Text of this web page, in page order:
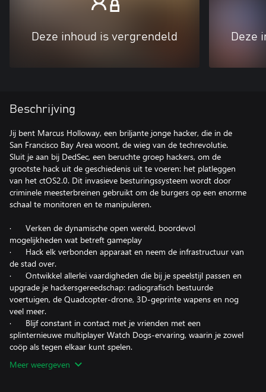
Deze inhoud is vergrendeld Deze
Beschrijving
Jij bent Marcus Holloway, een briljante jonge hacker, die in de
San Francisco Bay Area woont, de wieg van de techrevolutie.
Sluit je aan bij DedSec, een beruchte groep hackers, om de
grootste hack uit de geschiedenis uit te voeren: het platleggen
van het ctOS2.0. Dit invasieve besturingssysteem wordt door
criminele meesterbreinen gebruikt om de burgers op een enorme
schaal te monitoren en te manipuleren.
· Verken de dynamische open wereld, boordevol
mogelijkheden wat betreft gameplay
· Hack elk verbonden apparaat en neem de infrastructuur van
de stad over.
· Ontwikkel allerlei vaardigheden die bij je speelstijl passen en
upgrade je hackersgereedschap: radiografisch bestuurde
voertuigen, de Quadcopter-drone, 3D-geprinte wapens en nog
veel meer.
· Blijf constant in contact met je vrienden met een
splinternieuwe multiplayer Watch Dogs-ervaring, waarin je zowel
coöp als tegen elkaar kunt spelen.
Meer weergeven